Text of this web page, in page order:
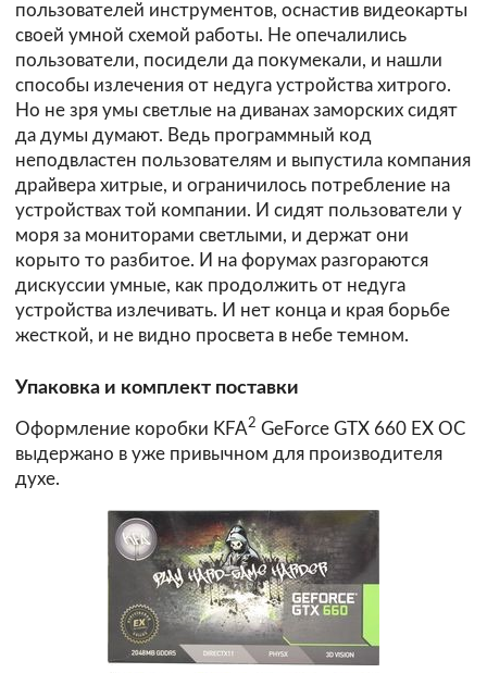
пользователей инструментов, оснастив видеокарты
своей умной схемой работы. Не опечалились
пользователи, посидели да покумекали, и нашли
способы излечения от недуга устройства хитрого.
Но не зря умы светлые на диванах заморских сидят
да думы думают. Ведь программный код
неподвластен пользователям и выпустила компания
драйвера хитрые, и ограничилось потребление на
устройствах той компании. И сидят пользователи у
моря за мониторами светлыми, и держат они
корыто то разбитое. И на форумах разгораются
дискуссии умные, как продолжить от недуга
устройства излечивать. И нет конца и края борьбе
жесткой, и не видно просвета в небе темном.
Упаковка и комплект поставки
Оформление коробки KFA2 GeForce GTX 660 EX OC
выдержано в уже привычном для производителя
духе.